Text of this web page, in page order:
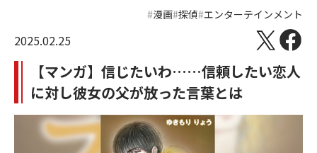
漫画 探偵 エンターテインメント
2025.02.25
【マンガ】信じたいわ……信頼したい恋人
に対し彼女の父が放った言葉とは